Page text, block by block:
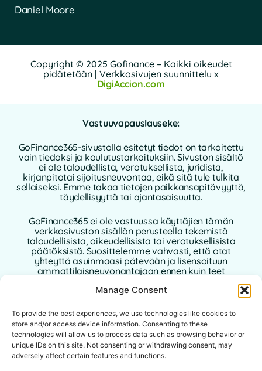
Manage Consent
To provide the best experiences, we use technologies like cookies to
store and/or access device information. Consenting to these
technologies will allow us to process data such as browsing behavior or
unique IDs on this site. Not consenting or withdrawing consent, may
adversely affect certain features and functions.
Daniel Moore
Copyright © 2025 Gofinance – Kaikki oikeudet
pidätetään | Verkkosivujen suunnittelu x
DigiAccion.com
Vastuuvapauslauseke:
GoFinance365-sivustolla esitetyt tiedot on tarkoitettu
vain tiedoksi ja koulutustarkoituksiin. Sivuston sisältö
ei ole taloudellista, verotuksellista, juridista,
kirjanpitotai sijoitusneuvontaa, eikä sitä tule tulkita
sellaiseksi. Emme takaa tietojen paikkansapitävyyttä,
täydellisyyttä tai ajantasaisuutta.
GoFinance365 ei ole vastuussa käyttäjien tämän
verkkosivuston sisällön perusteella tekemistä
taloudellisista, oikeudellisista tai verotuksellisista
päätöksistä. Suosittelemme vahvasti, että otat
yhteyttä asuinmaasi pätevään ja lisensoituun
ammattilaisneuvonantajaan ennen kuin teet
taloudellisia päätöksiä.
Tämän verkkosivuston käyttö edellyttää tämän
vastuuvapauslausekkeen hyväksymistä.
GoFinance365, sen kirjoittajat tai avustajat eivät ole
vastuussa mistään suorista, epäsuorista tai välillisistä
vahingoista, jotka johtuvat sivustolla olevien tietojen